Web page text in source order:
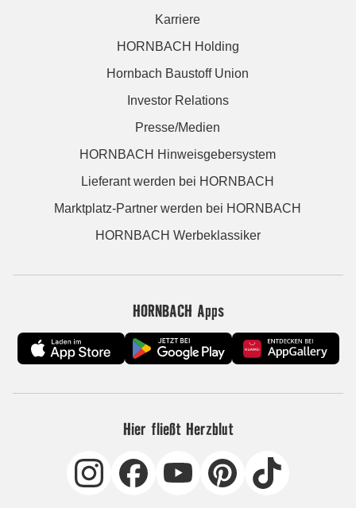
Karriere
HORNBACH Holding
Hornbach Baustoff Union
Investor Relations
Presse/Medien
HORNBACH Hinweisgebersystem
Lieferant werden bei HORNBACH
Marktplatz-Partner werden bei HORNBACH
HORNBACH Werbeklassiker
HORNBACH Apps
Hier fließt Herzblut